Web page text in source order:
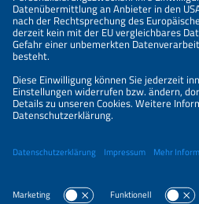
IMPRESSUM
KONTAKT
ÜBER UNS
VERANSTALTER
PREISÜBERSICHT
DATENSCHUTZERKLÄRUNG